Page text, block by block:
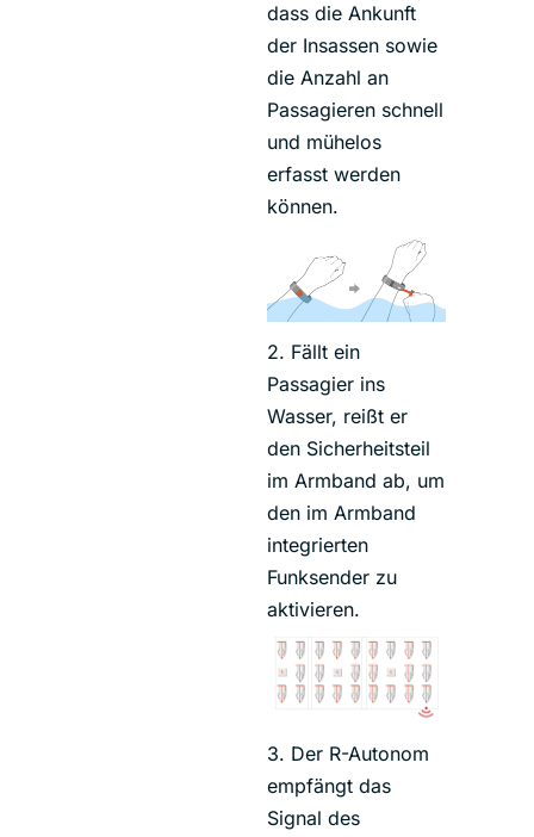
dass die Ankunft
der Insassen sowie
die Anzahl an
Passagieren schnell
und mühelos
erfasst werden
können.
2. Fällt ein
Passagier ins
Wasser, reißt er
den Sicherheitsteil
im Armband ab, um
den im Armband
integrierten
Funksender zu
aktivieren.
3. Der R-Autonom
empfängt das
Signal des